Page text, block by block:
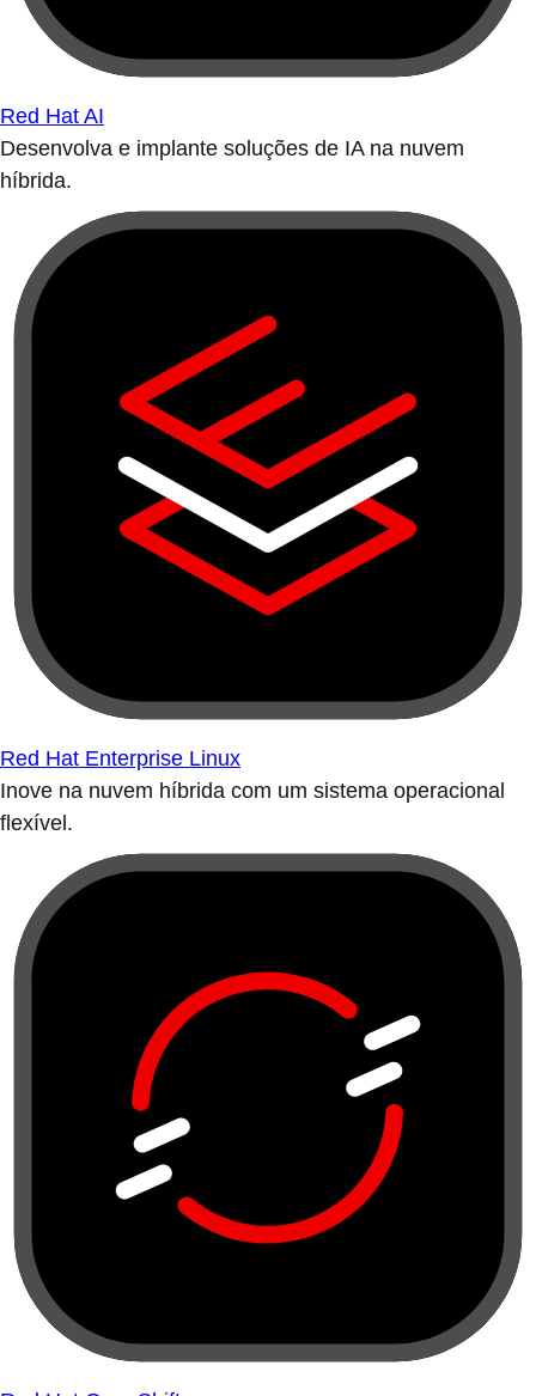
Red Hat AI
Desenvolva e implante soluções de IA na nuvem
híbrida.
Red Hat Enterprise Linux
Inove na nuvem híbrida com um sistema operacional
flexível.